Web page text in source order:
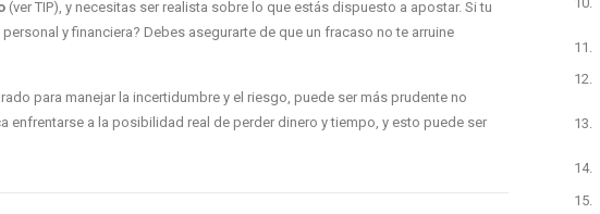
(ver TIP), y necesitas ser realista sobre lo que estás dispuesto a apostar. Si tu
y financiera? Debes asegurarte de que un fracaso no te arruine
para manejar la incertidumbre y el riesgo, puede ser más prudente no
enfrentarse a la posibilidad real de perder dinero y tiempo, y esto puede ser